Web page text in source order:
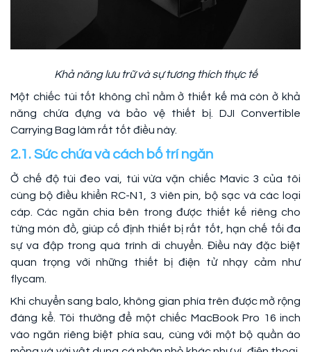
Khả năng lưu trữ và sự tương thích thực tế
Một chiếc túi tốt không chỉ nằm ở thiết kế mà còn ở khả
năng chứa đựng và bảo vệ thiết bị. DJI Convertible
Carrying Bag làm rất tốt điều này.
2.1. Sức chứa và cách bố trí ngăn
Ở chế độ túi đeo vai, túi vừa vặn chiếc Mavic 3 của tôi
cùng bộ điều khiển RC-N1, 3 viên pin, bộ sạc và các loại
cáp. Các ngăn chia bên trong được thiết kế riêng cho
từng món đồ, giúp cố định thiết bị rất tốt, hạn chế tối đa
sự va đập trong quá trình di chuyển. Điều này đặc biệt
quan trọng với những thiết bị điện tử nhạy cảm như
flycam.
Khi chuyển sang balo, không gian phía trên được mở rộng
đáng kể. Tôi thường để một chiếc MacBook Pro 16 inch
vào ngăn riêng biệt phía sau, cùng với một bộ quần áo